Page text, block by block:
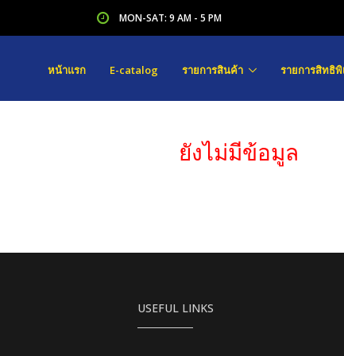
MON-SAT: 9 AM - 5 PM
หน้าแรก E-catalog รายการสินค้า รายการสิทธิพิ
ยังไม่มีข้อมูล
USEFUL LINKS